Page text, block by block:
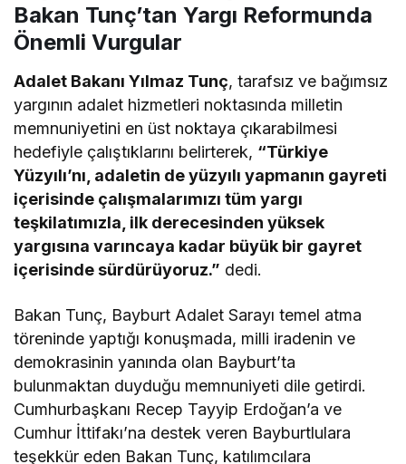
Bakan Tunç’tan Yargı Reformunda
Önemli Vurgular
Adalet Bakanı Yılmaz Tunç, tarafsız ve bağımsız
yargının adalet hizmetleri noktasında milletin
memnuniyetini en üst noktaya çıkarabilmesi
hedefiyle çalıştıklarını belirterek, “Türkiye
Yüzyılı’nı, adaletin de yüzyılı yapmanın gayreti
içerisinde çalışmalarımızı tüm yargı
teşkilatımızla, ilk derecesinden yüksek
yargısına varıncaya kadar büyük bir gayret
içerisinde sürdürüyoruz.” dedi.
Bakan Tunç, Bayburt Adalet Sarayı temel atma
töreninde yaptığı konuşmada, milli iradenin ve
demokrasinin yanında olan Bayburt’ta
bulunmaktan duyduğu memnuniyeti dile getirdi.
Cumhurbaşkanı Recep Tayyip Erdoğan’a ve
Cumhur İttifakı’na destek veren Bayburtlulara
teşekkür eden Bakan Tunç, katılımcılara